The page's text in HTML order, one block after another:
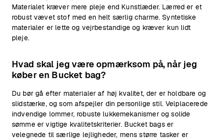
Materialet kræver mere pleje end Kunstlæder. Lærred er et
robust vævet stof med en helt særlig charme. Syntetiske
materialer er lette og vejrbestandige og kræver kun lidt
pleje.
Hvad skal jeg være opmærksom på, når jeg
køber en Bucket bag?
Du bør gå efter materialer af høj kvalitet, der er holdbare og
slidstærke, og som afspejler din personlige stil. Velplacerede
indvendige lommer, robuste lukkemekanismer og solide
sømme er vigtige kvalitetskriterier. Bucket bags er
velegnede til særlige lejligheder, mens større tasker er